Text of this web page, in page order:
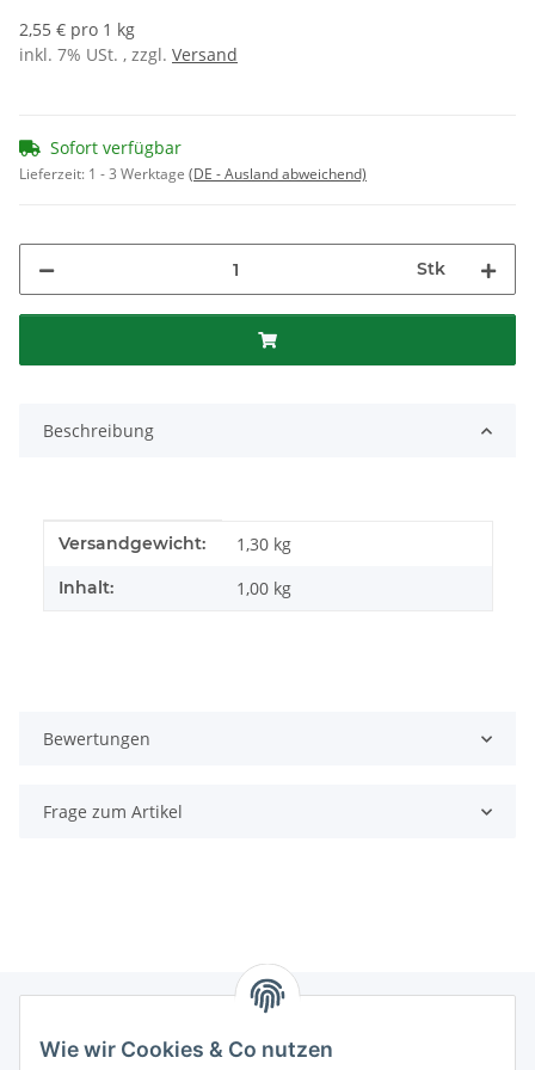
Wie wir Cookies & Co nutzen
2,55 € pro 1 kg
inkl. 7% USt. , zzgl. Versand
Sofort verfügbar
Lieferzeit: 1 - 3 Werktage (DE - Ausland abweichend)
Stk
Beschreibung
Produkteigenschaft
Wert
Versandgewicht: 1,30 kg
Inhalt: 1,00 kg
Bewertungen
Frage zum Artikel
Informationen